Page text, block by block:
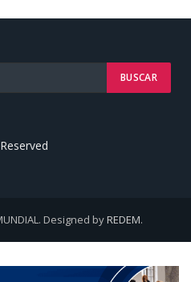
Designed byREDEM.